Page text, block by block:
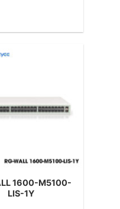
1600-M5100-
LIS-1Y